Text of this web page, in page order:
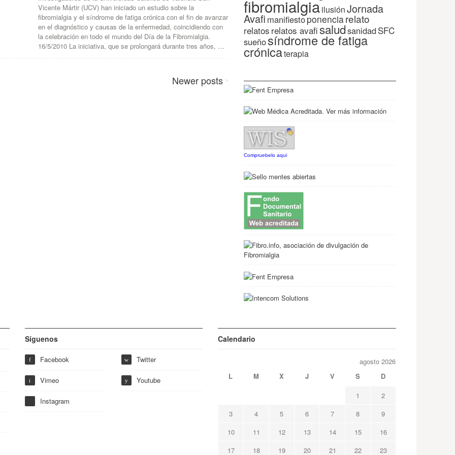
Vicente Mártir (UCV) han iniciado un estudio sobre la
fibromialgia y el síndrome de fatiga crónica con el fin de avanzar
en el diagnóstico y causas de la enfermedad, coincidiendo con
la celebración en todo el mundo del Día de la Fibromialgia.
16/5/2010 La iniciativa, que se prolongará durante tres años, …
Newer posts >
fibromialgiailusiónJornada
Avafi manifiestoponenciarelato
relatos relatos avafisaludsanidadSFC
sueñosíndrome de fatiga
crónicaterapia
Compruebelo aqui
Síguenos
f Facebook w Twitter
i Vimeo y Youtube
Instagram
Calendario
agosto 2026
L
M X J V S
D
1
2
3
4 5 6 7 8
9
10
11 12 13 14 15
16
17
18 19 20 21 22 23